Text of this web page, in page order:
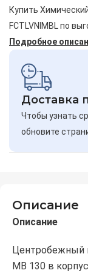
Купить
FCTLVNIMBL по
Подробное
Доставка
Чтобы узнать
обновите
Описание
Описание
Центробежный
MB 130 в